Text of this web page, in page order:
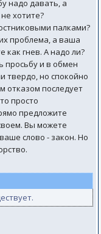
надо давать, а
хотите?
палками?
проблема, а ваша
как гнев. А надо ли?
просьбу и в обмен
твердо, но спокойно
отказом последует
просто
предложите
Вы можете
слово - закон. Но